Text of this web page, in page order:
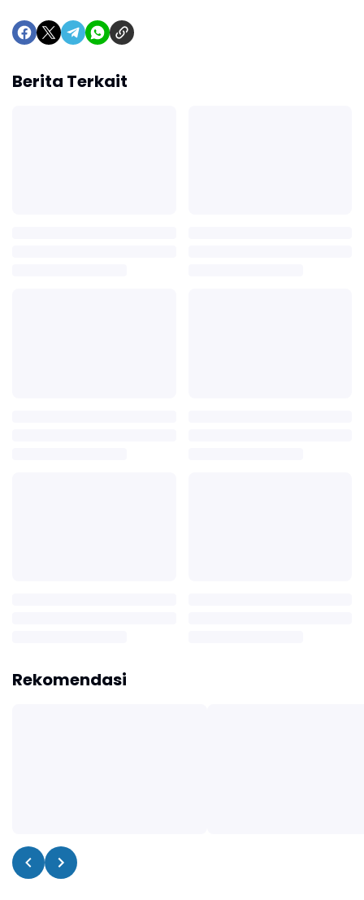
Berita Terkait
Rekomendasi